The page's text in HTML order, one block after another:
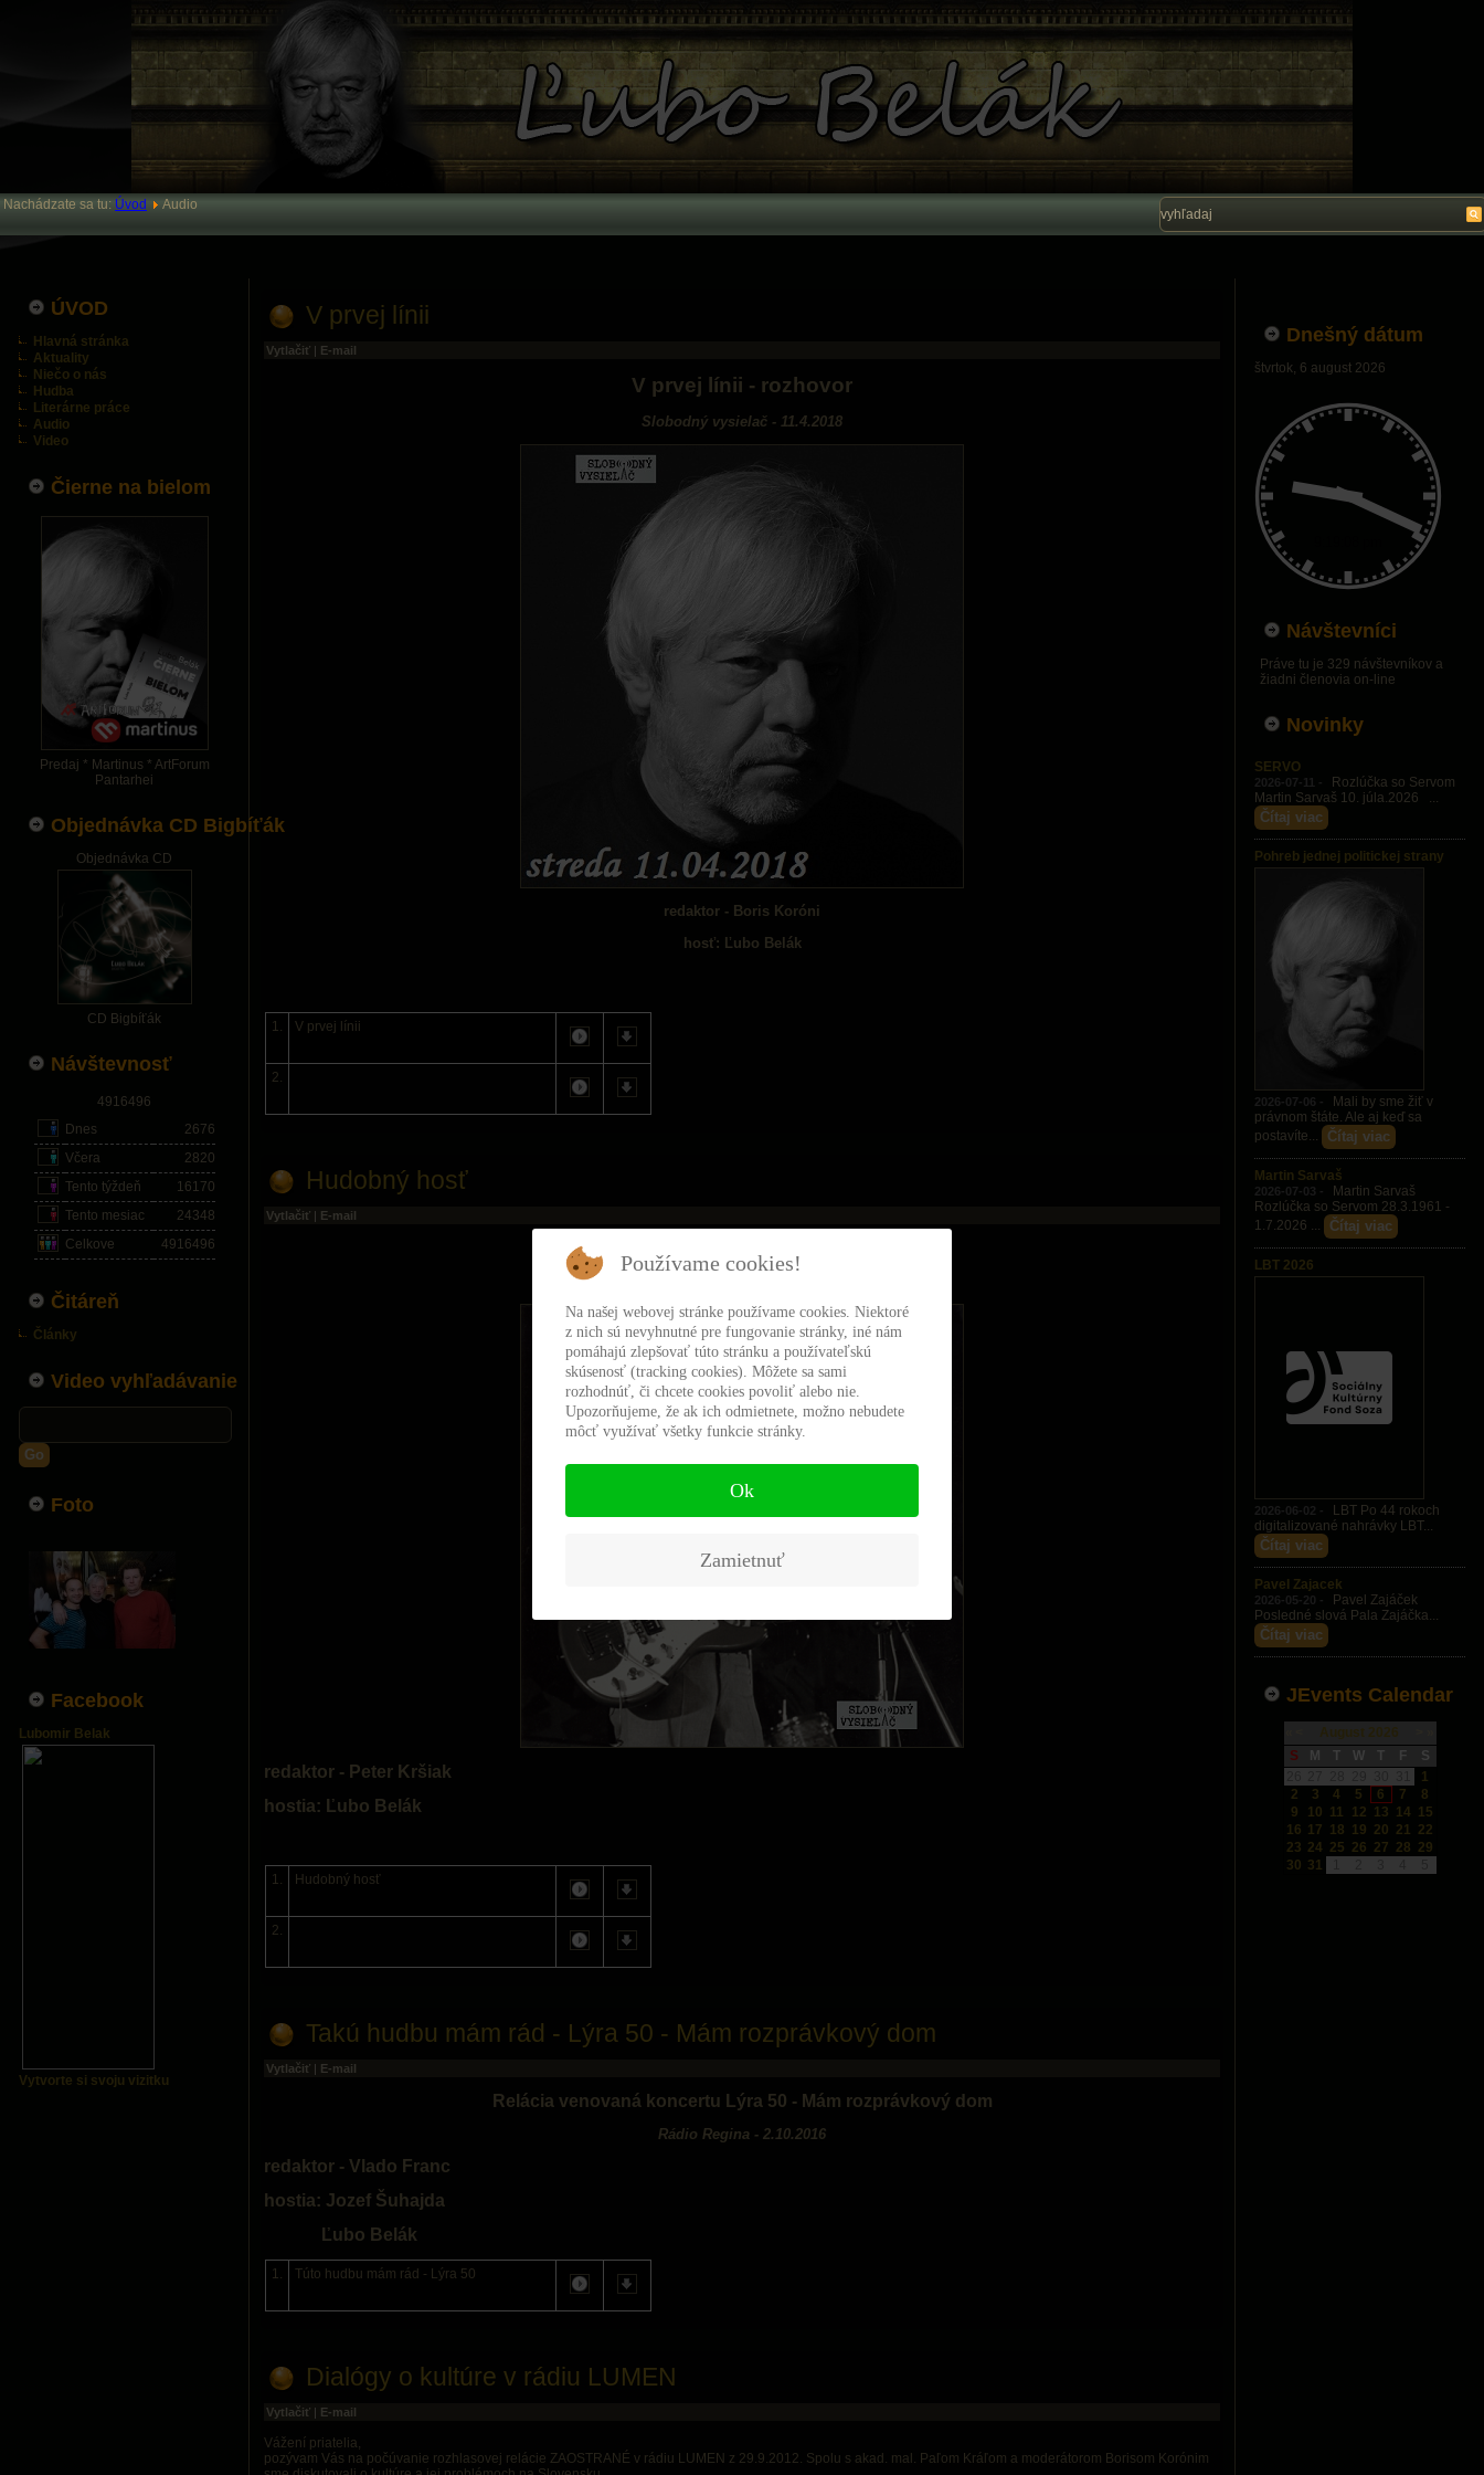
Nachádzate sa tu: Úvod Audio
ÚVOD
Hlavná stránka
Aktuality
Niečo o nás
Hudba
Literárne práce
Audio
Video
Čierne na bielom
Predaj * Martinus * ArtForum
Pantarhei
Objednávka CD Bigbíťák
Objednávka CD
CD Bigbíťák
Návštevnosť
4916496
Dnes
2676
Včera
2820
Tento týždeň
16170
Tento mesiac
24348
Celkove
4916496
Čitáreň
Články
Video vyhľadávanie
Go
Foto
Facebook
Lubomir Belak
Vytvorte si svoju vizitku
V prvej línii
Vytlačiť | E-mail
V prvej línii - rozhovor
Slobodný vysielač - 11.4.2018
redaktor - Boris Koróni
hosť: Ľubo Belák
1. V prvej línii
2.
Hudobný hosť
Vytlačiť | E-mail
redaktor - Peter Kršiak
hostia: Ľubo Belák
1. Hudobný hosť
2.
Takú hudbu mám rád - Lýra 50 - Mám rozprávkový dom
Vytlačiť | E-mail
Relácia venovaná koncertu Lýra 50 - Mám rozprávkový dom
Rádio Regina - 2.10.2016
redaktor - Vlado Franc
hostia: Jozef Šuhajda
Ľubo Belák
1. Túto hudbu mám rád - Lýra 50
Dialógy o kultúre v rádiu LUMEN
Vytlačiť | E-mail
Vážení priatelia,
pozývam Vás na počúvanie rozhlasovej relácie ZAOSTRANÉ v rádiu LUMEN z 29.9.2012. Spolu s akad. mal. Paľom Kráľom a moderátorom Borisom Korónim
Dnešný dátum
štvrtok, 6 august 2026
Návštevníci
Práve tu je 329 návštevníkov a
žiadni členovia on-line
Novinky
SERVO
2026-07-11 -
Rozlúčka so Servom
Martin Sarvaš 10. júla.2026 ...
Čítaj viac
Pohreb jednej politickej strany
2026-07-06 -
Mali by sme žiť v
právnom štáte. Ale aj keď sa
postavíte...
Čítaj viac
Martin Sarvaš
2026-07-03 -
Martin Sarvaš
Rozlúčka so Servom 28.3.1961 -
1.7.2026 ...
Čítaj viac
LBT 2026
2026-06-02 -
LBT Po 44 rokoch
digitalizované nahrávky LBT...
Čítaj viac
Pavel Zajacek
2026-05-20 -
Pavel Zajáček
Posledné slová Pala Zajáčka...
Čítaj viac
JEvents Calendar
August 2026
S
M T W T F
S
1
2
3 4 5 6 7
8
9
10 11 12 13 14
15
16 17 18 19 20 21 22
23 24 25 26 27 28 29
30 31
Používame cookies!
Na našej webovej stránke používame cookies. Niektoré
z nich sú nevyhnutné pre fungovanie stránky, iné nám
pomáhajú zlepšovať túto stránku a používateľskú
skúsenosť (tracking cookies). Môžete sa sami
rozhodnúť, či chcete cookies povoliť alebo nie.
Upozorňujeme, že ak ich odmietnete, možno nebudete
môcť využívať všetky funkcie stránky.
Ok
Zamietnuť